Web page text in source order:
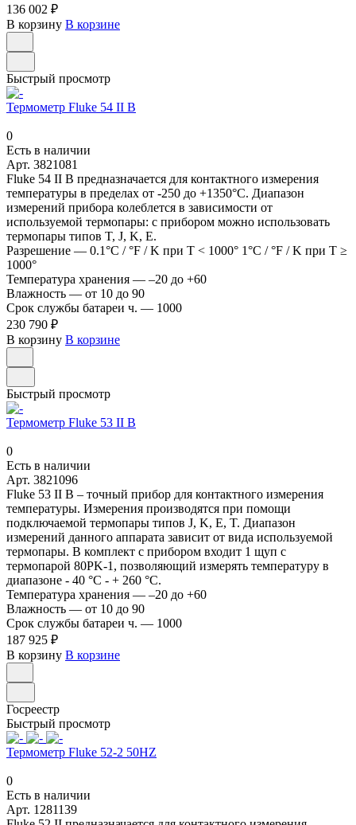
136 002 ₽
В корзину В корзине
Быстрый просмотр
Термометр Fluke 54 II B
0
Есть в наличии
Арт. 3821081
Fluke 54 II B предназначается для контактного измерения
температуры в пределах от -250 до +1350°С. Диапазон
измерений прибора колеблется в зависимости от
используемой термопары: с прибором можно использовать
термопары типов T, J, K, E.
Разрешение — 0.1°C / °F / K при Т < 1000° 1°C / °F / K при Т ≥
1000°
Температура хранения — –20 до +60
Влажность — от 10 до 90
Срок службы батареи ч. — 1000
230 790 ₽
В корзину В корзине
Быстрый просмотр
Термометр Fluke 53 II B
0
Есть в наличии
Арт. 3821096
Fluke 53 II B – точный прибор для контактного измерения
температуры. Измерения производятся при помощи
подключаемой термопары типов J, K, E, T. Диапазон
измерений данного аппарата зависит от вида используемой
термопары. В комплект с прибором входит 1 щуп с
термопарой 80PK-1, позволяющий измерять температуру в
диапазоне - 40 °C - + 260 °C.
Температура хранения — –20 до +60
Влажность — от 10 до 90
Срок службы батареи ч. — 1000
187 925 ₽
В корзину В корзине
Госреестр
Быстрый просмотр
Термометр Fluke 52-2 50HZ
0
Есть в наличии
Арт. 1281139